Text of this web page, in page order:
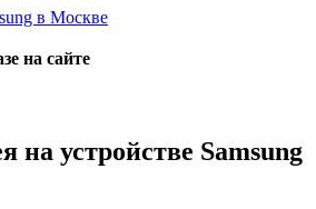
в Москве
на сайте
на устройстве Samsung